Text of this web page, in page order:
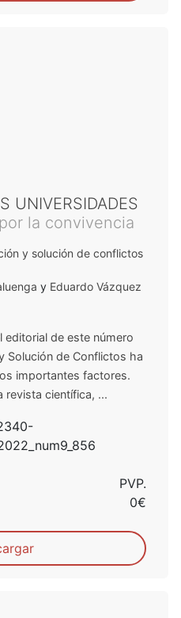
UNIVERSIDADES
la convivencia
y solución de conflictos
y Eduardo Vázquez
editorial de este número
Solución de Conflictos ha
importantes factores.
revista científica, ...
PVP.
0€